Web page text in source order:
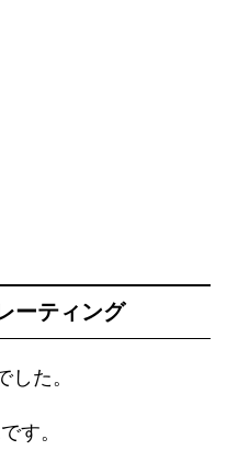
ーティング
た。
す。